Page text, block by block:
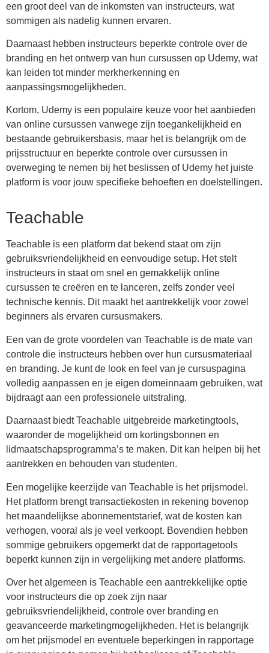
een groot deel van de inkomsten van instructeurs, wat
sommigen als nadelig kunnen ervaren.
Daarnaast hebben instructeurs beperkte controle over de
branding en het ontwerp van hun cursussen op Udemy, wat
kan leiden tot minder merkherkenning en
aanpassingsmogelijkheden.
Kortom, Udemy is een populaire keuze voor het aanbieden
van online cursussen vanwege zijn toegankelijkheid en
bestaande gebruikersbasis, maar het is belangrijk om de
prijsstructuur en beperkte controle over cursussen in
overweging te nemen bij het beslissen of Udemy het juiste
platform is voor jouw specifieke behoeften en doelstellingen.
Teachable
Teachable is een platform dat bekend staat om zijn
gebruiksvriendelijkheid en eenvoudige setup. Het stelt
instructeurs in staat om snel en gemakkelijk online
cursussen te creëren en te lanceren, zelfs zonder veel
technische kennis. Dit maakt het aantrekkelijk voor zowel
beginners als ervaren cursusmakers.
Een van de grote voordelen van Teachable is de mate van
controle die instructeurs hebben over hun cursusmateriaal
en branding. Je kunt de look en feel van je cursuspagina
volledig aanpassen en je eigen domeinnaam gebruiken, wat
bijdraagt aan een professionele uitstraling.
Daarnaast biedt Teachable uitgebreide marketingtools,
waaronder de mogelijkheid om kortingsbonnen en
lidmaatschapsprogramma’s te maken. Dit kan helpen bij het
aantrekken en behouden van studenten.
Een mogelijke keerzijde van Teachable is het prijsmodel.
Het platform brengt transactiekosten in rekening bovenop
het maandelijkse abonnementstarief, wat de kosten kan
verhogen, vooral als je veel verkoopt. Bovendien hebben
sommige gebruikers opgemerkt dat de rapportagetools
beperkt kunnen zijn in vergelijking met andere platforms.
Over het algemeen is Teachable een aantrekkelijke optie
voor instructeurs die op zoek zijn naar
gebruiksvriendelijkheid, controle over branding en
geavanceerde marketingmogelijkheden. Het is belangrijk
om het prijsmodel en eventuele beperkingen in rapportage